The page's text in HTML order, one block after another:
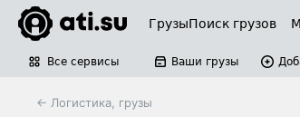
ГрузыПоиск грузов
Все сервисы Ваши грузы
← Логистика, грузы